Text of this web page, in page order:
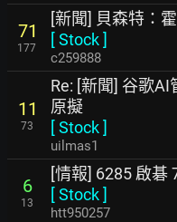
71
177
[新聞] 貝森特：
[Stock]
c259888
11
73
Re: [新聞] 谷歌
原擬
[Stock]
uilmas1
6
13
[情報] 6285 啟碁
[Stock]
htt950257